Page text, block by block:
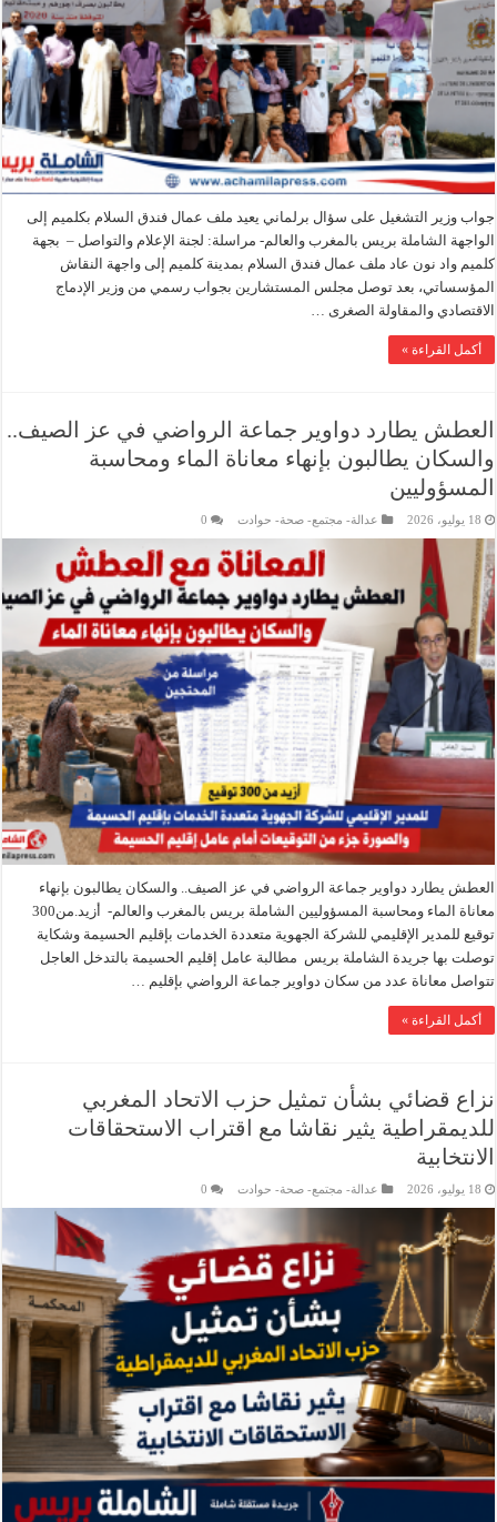
جواب وزير التشغيل على سؤال برلماني يعيد ملف عمال فندق السلام بكلميم إلى
الواجهة الشاملة بريس بالمغرب والعالم- مراسلة: لجنة الإعلام والتواصل – بجهة
كلميم واد نون عاد ملف عمال فندق السلام بمدينة كلميم إلى واجهة النقاش
المؤسساتي، بعد توصل مجلس المستشارين بجواب رسمي من وزير الإدماج
الاقتصادي والمقاولة الصغرى …
أكمل القراءة »
العطش يطارد دواوير جماعة الرواضي في عز الصيف..
والسكان يطالبون بإنهاء معاناة الماء ومحاسبة
المسؤوليين
18 يوليو، 2026 عدالة- مجتمع- صحة- حوادت 0
العطش يطارد دواوير جماعة الرواضي في عز الصيف.. والسكان يطالبون بإنهاء
معاناة الماء ومحاسبة المسؤوليين الشاملة بريس بالمغرب والعالم- أزيد.من300
توقيع للمدير الإقليمي للشركة الجهوية متعددة الخدمات بإقليم الحسيمة وشكاية
توصلت بها جريدة الشاملة بريس مطالبة عامل إقليم الحسيمة بالتدخل العاجل
تتواصل معاناة عدد من سكان دواوير جماعة الرواضي بإقليم …
أكمل القراءة »
نزاع قضائي بشأن تمثيل حزب الاتحاد المغربي
للديمقراطية يثير نقاشا مع اقتراب الاستحقاقات
الانتخابية
18 يوليو، 2026 عدالة- مجتمع- صحة- حوادت 0